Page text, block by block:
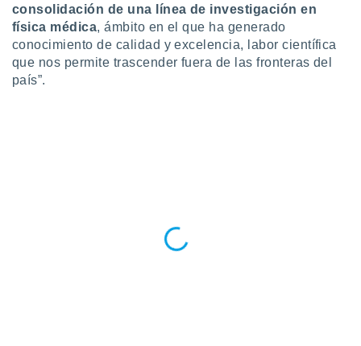
de
uso de
con el
consolidación de una línea de investigación en
física médica, ámbito en el que ha generado
conocimiento de calidad y excelencia, labor científica
que nos permite trascender fuera de las fronteras del
país”.